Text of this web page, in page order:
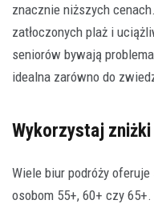
znacznie niższych
zatłoczonych plaż i
seniorów bywają
idealna zarówno do
Wykorzystaj
Wiele biur podróży
osobom 55+, 60+ czy